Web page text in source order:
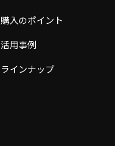
購入のポイント
活用事例
ラインナップ